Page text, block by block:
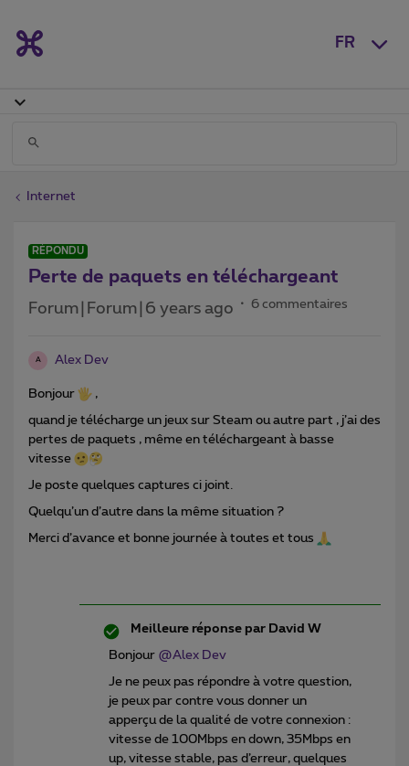
FR
Internet
RÉPONDU
Perte de paquets en téléchargeant
Forum|Forum|6 years ago 6 commentaires
A Alex Dev
Bonjour ,
quand je télécharge un jeux sur Steam ou autre part , j’ai des
pertes de paquets , même en téléchargeant à basse
vitesse
Je poste quelques captures ci joint.
Quelqu’un d’autre dans la même situation ?
Merci d’avance et bonne journée à toutes et tous
Meilleure réponse par David W
Bonjour @Alex Dev
Je ne peux pas répondre à votre question,
je peux par contre vous donner un
apperçu de la qualité de votre connexion :
vitesse de 100Mbps en down, 35Mbps en
up, vitesse stable, pas d’erreur, quelques